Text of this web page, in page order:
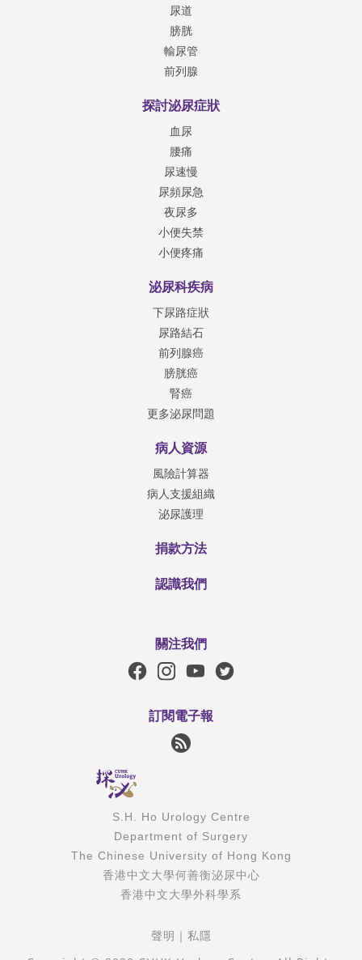
尿道
膀胱
輸尿管
前列腺
探討泌尿症狀
血尿
腰痛
尿速慢
尿頻尿急
夜尿多
小便失禁
小便疼痛
泌尿科疾病
下尿路症狀
尿路結石
前列腺癌
膀胱癌
腎癌
更多泌尿問題
病人資源
風險計算器
病人支援組織
泌尿護理
捐款方法
認識我們
關注我們
訂閱電子報
S.H. Ho Urology Centre
Department of Surgery
The Chinese University of Hong Kong
香港中文大學何善衡泌尿中心
香港中文大學外科學系
聲明 ｜ 私隱